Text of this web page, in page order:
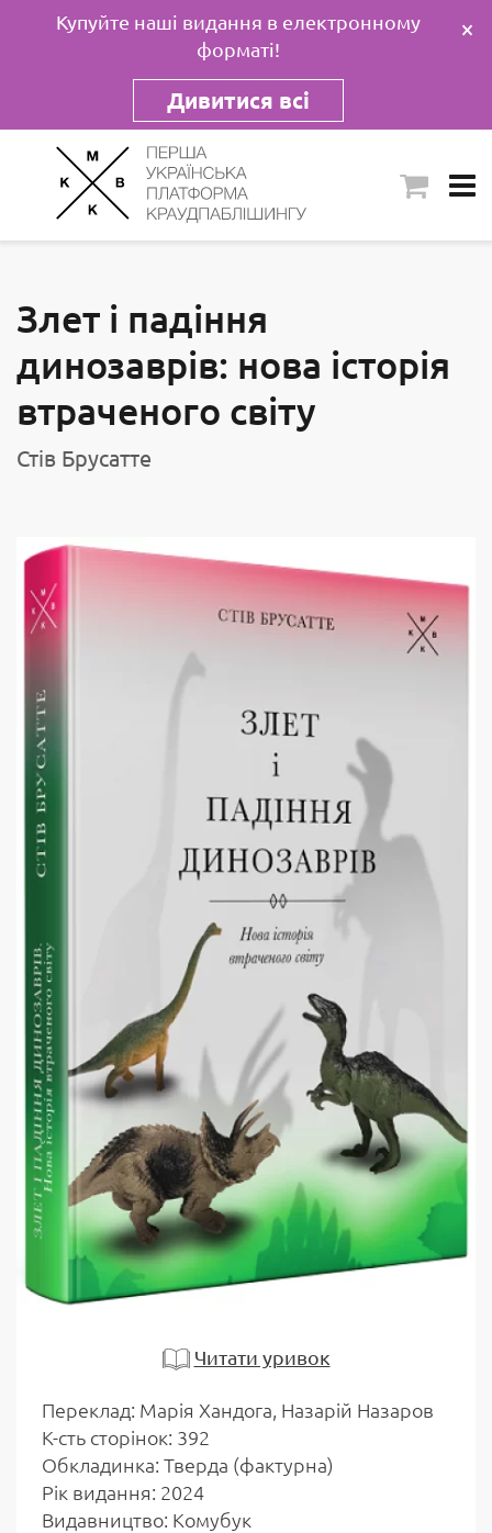
Купуйте наші видання в електронному
форматі!
Дивитися всі
×
Злет і падіння
динозаврів: нова історія
втраченого світу
Стів Брусатте
Читати уривок
Переклад: Марія Хандога, Назарій Назаров
К-сть сторінок: 392
Обкладинка: Тверда (фактурна)
Рiк видання: 2024
Видавництво: Комубук